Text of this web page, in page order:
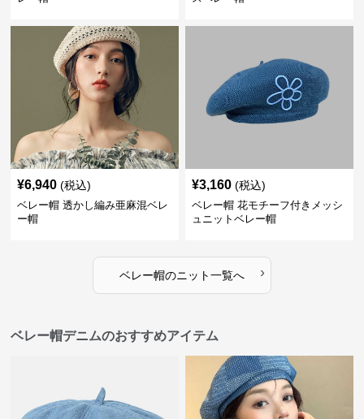
¥6,940 (税込)
ベレー帽 透かし編み亜麻混ベレ
ー帽
¥3,160 (税込)
ベレー帽 花モチーフ付きメッシ
ュニットベレー帽
ベレー帽のニット一覧へ ›
ベレー帽デニムのおすすめアイテム